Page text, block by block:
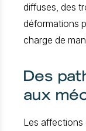
diffuses, des
déformations
charge de
Des
aux
Les affections